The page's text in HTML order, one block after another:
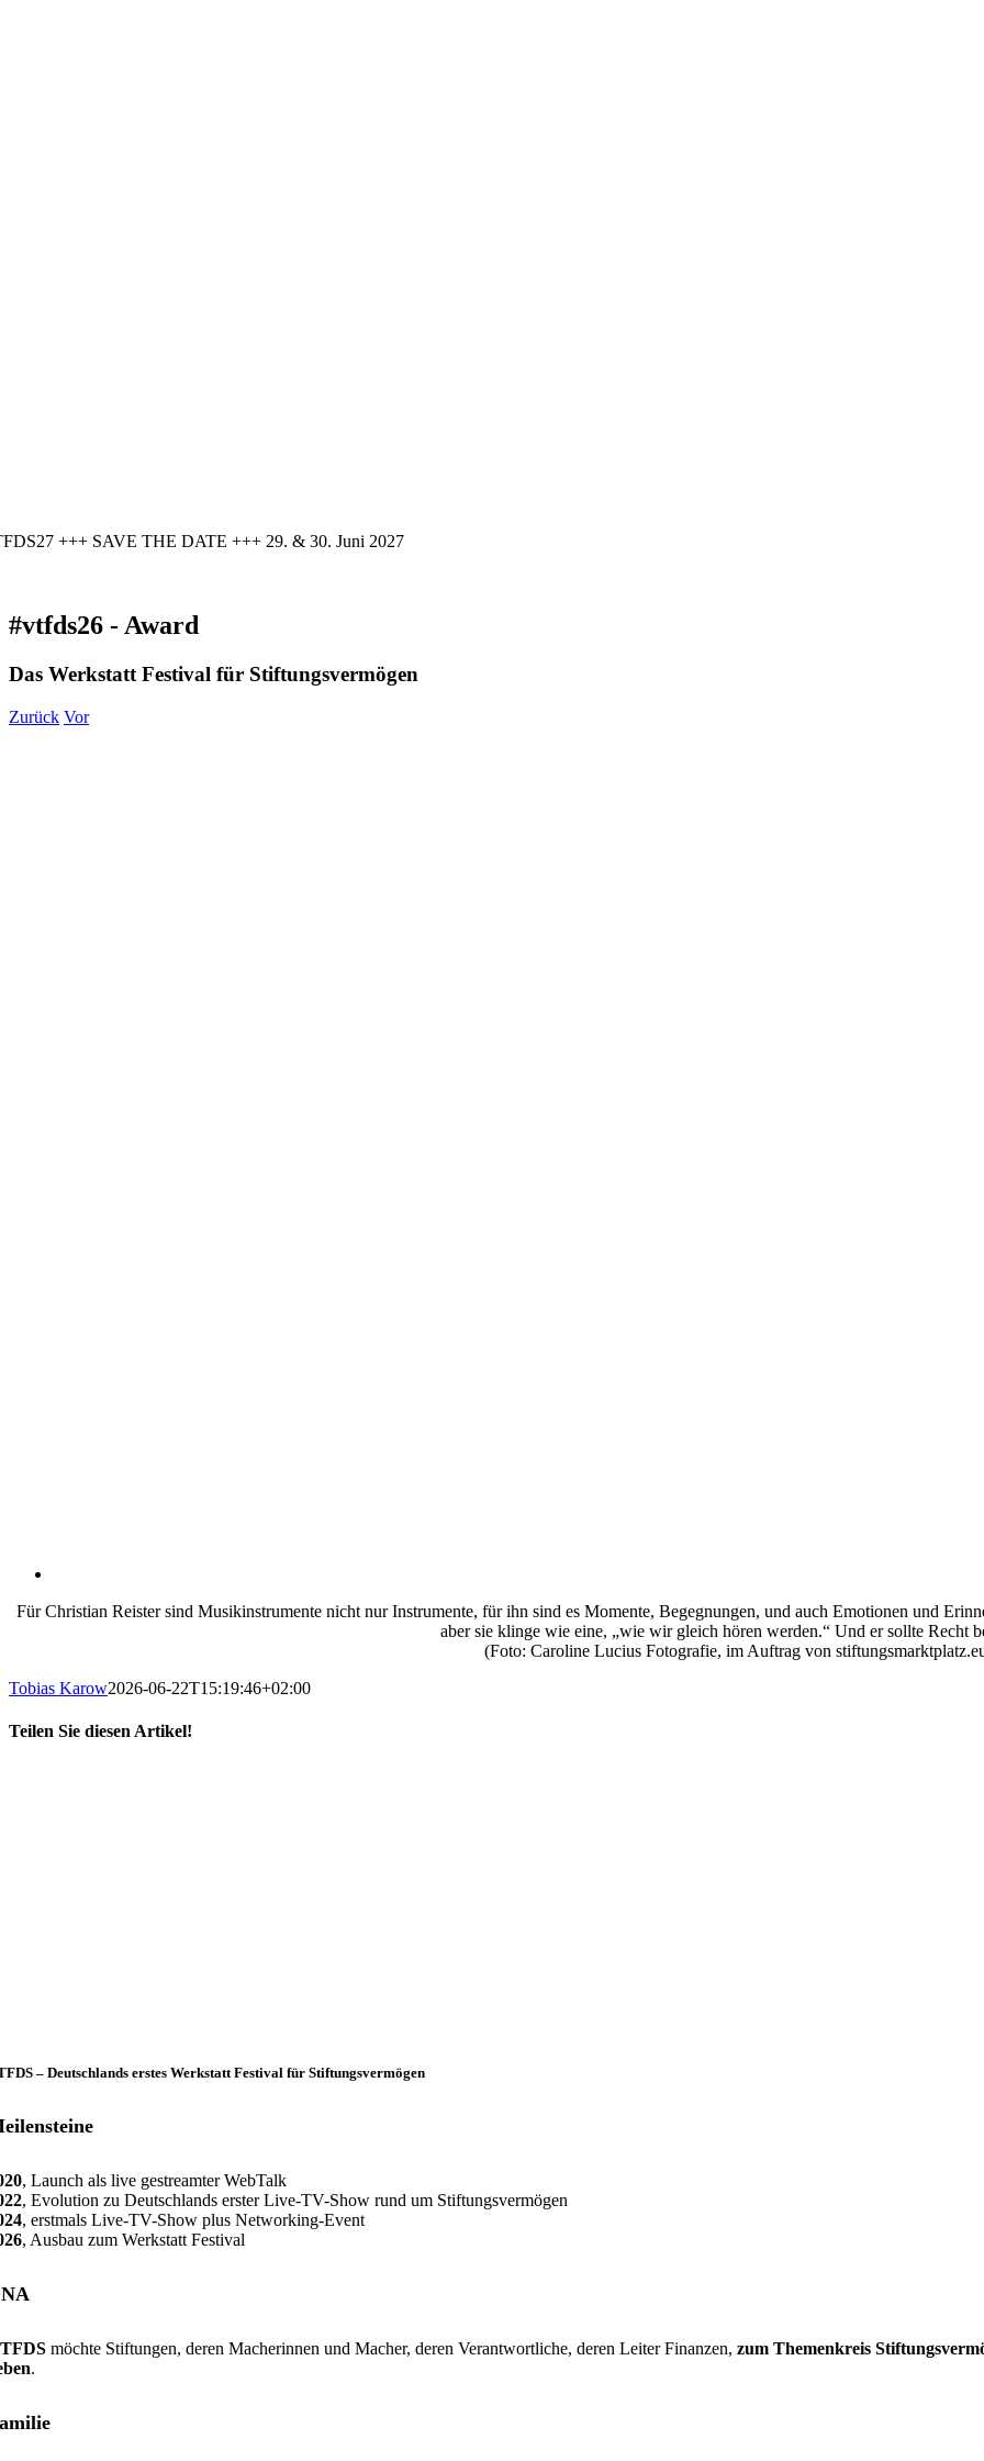
+++ SAVE THE DATE +++ 29. & 30. Juni 2027
#vtfds26 - Award
Das Werkstatt Festival für Stiftungsvermögen
Zurück Vor
Für Christian Reister sind Musikinstrumente nicht nur Instrumente, für ihn sind es Momente, Begegnungen, und auch Emotionen und
aber sie klinge wie eine, „wie wir gleich hören werden.“ Und er sollte Recht
(Foto: Caroline Lucius Fotografie, im Auftrag von
Tobias Karow2026-06-22T15:19:46+02:00
Teilen Sie diesen Artikel!
– Deutschlands erstes Werkstatt Festival für Stiftungsvermögen
, Launch als live gestreamter WebTalk
, Evolution zu Deutschlands erster Live-TV-Show rund um Stiftungsvermögen
, erstmals Live-TV-Show plus Networking-Event
, Ausbau zum Werkstatt Festival
möchte Stiftungen, deren Macherinnen und Macher, deren Verantwortliche, deren Leiter Finanzen,zum Themenkreis
.